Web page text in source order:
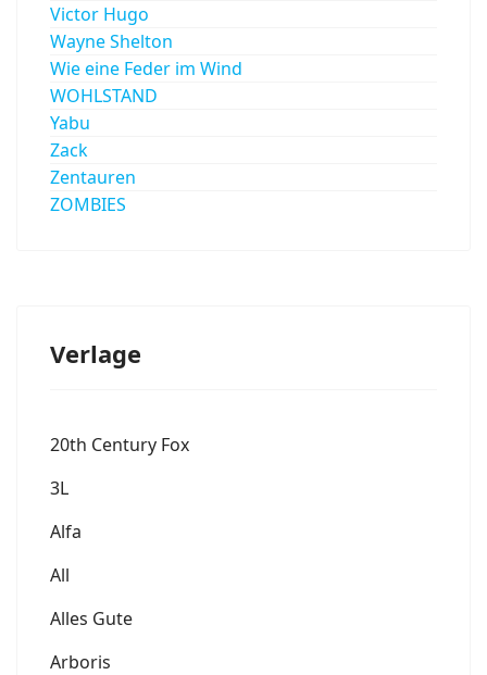
Victor Hugo
Wayne Shelton
Wie eine Feder im Wind
WOHLSTAND
Yabu
Zack
Zentauren
ZOMBIES
Verlage
20th Century Fox
3L
Alfa
All
Alles Gute
Arboris